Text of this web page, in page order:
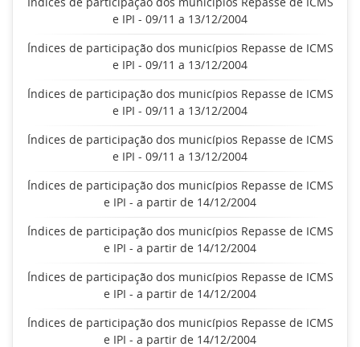
e IPI - 09/11 a 13/12/2004
Índices de participação dos municípios Repasse de ICMS
e IPI - 09/11 a 13/12/2004
Índices de participação dos municípios Repasse de ICMS
e IPI - 09/11 a 13/12/2004
Índices de participação dos municípios Repasse de ICMS
e IPI - 09/11 a 13/12/2004
Índices de participação dos municípios Repasse de ICMS
e IPI - a partir de 14/12/2004
Índices de participação dos municípios Repasse de ICMS
e IPI - a partir de 14/12/2004
Índices de participação dos municípios Repasse de ICMS
e IPI - a partir de 14/12/2004
Índices de participação dos municípios Repasse de ICMS
e IPI - a partir de 14/12/2004